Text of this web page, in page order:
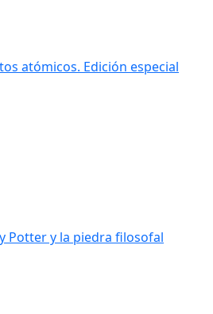
atómicos. Edición especial
Potter y la piedra filosofal